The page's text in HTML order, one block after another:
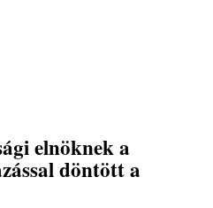
elnöknek a
döntött a